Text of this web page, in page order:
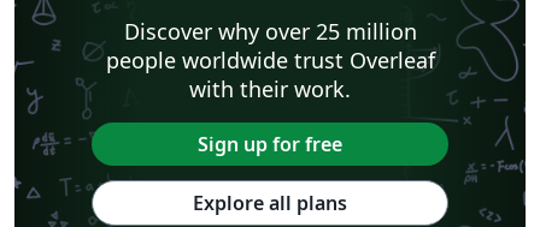
Discover why over 25 million
people worldwide trust Overleaf
with their work.
Sign up for free
Explore all plans